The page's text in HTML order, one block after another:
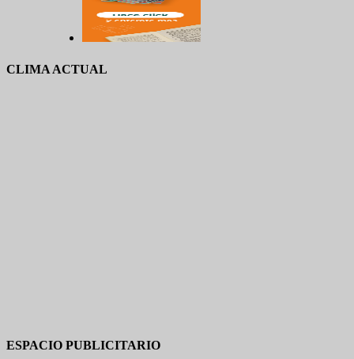
CLIMA ACTUAL
ESPACIO PUBLICITARIO